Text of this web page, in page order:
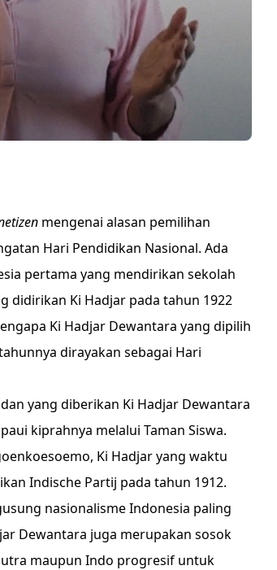
mengenai alasan pemilihan
Hari Pendidikan Nasional. Ada
pertama yang mendirikan sekolah
didirikan Ki Hadjar pada tahun 1922
Ki Hadjar Dewantara yang dipilih
dirayakan sebagai Hari
yang diberikan Ki Hadjar Dewantara
kiprahnya melalui Taman Siswa.
Ki Hadjar yang waktu
Indische Partij pada tahun 1912.
nasionalisme Indonesia paling
Dewantara juga merupakan sosok
maupun Indo progresif untuk